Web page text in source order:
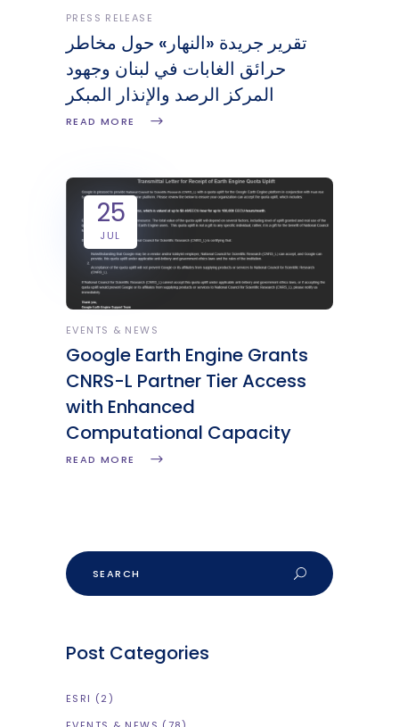
PRESS RELEASE
تقرير جريدة «النهار» حول مخاطر
حرائق الغابات في لبنان وجهود
المركز الرصد والإنذار المبكر
READ MORE
25
JUL
EVENTS & NEWS
Google Earth Engine Grants
CNRS-L Partner Tier Access
with Enhanced
Computational Capacity
READ MORE
Post Categories
ESRI (2)